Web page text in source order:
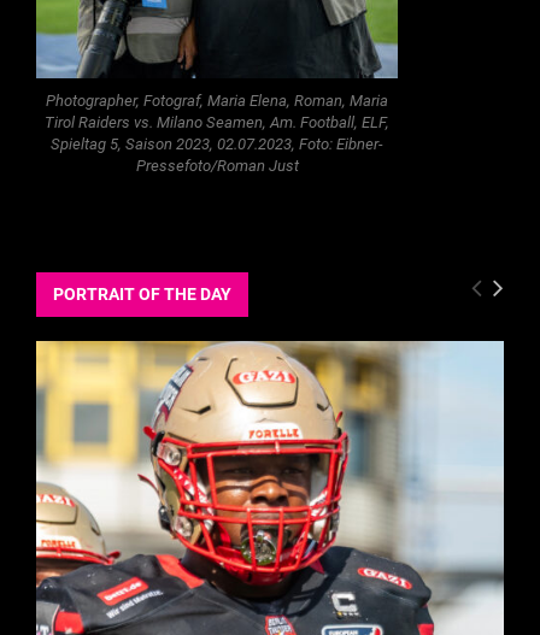
Photographer, Fotograf, Maria Elena, Roman, Maria
Tirol Raiders vs. Milano Seamen, Am. Football, ELF,
Spieltag 5, Saison 2023, 02.07.2023, Foto: Eibner-
Pressefoto/Roman Just
PORTRAIT OF THE DAY